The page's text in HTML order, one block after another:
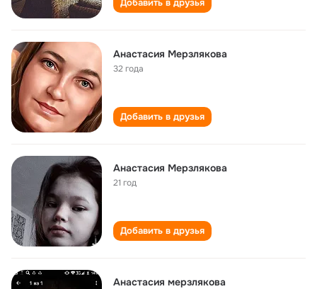
Добавить в друзья
Анастасия Мерзлякова
32 года
Добавить в друзья
Анастасия Мерзлякова
21 год
Добавить в друзья
Анастасия мерзлякова